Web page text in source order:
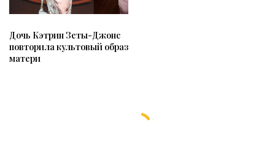
Дочь Кэтрин Зеты-Джонс
повторила культовый образ
матери